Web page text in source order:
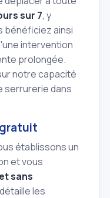
sur 7, y
bénéficiez ainsi
intervention
prolongée.
notre capacité
serrurerie dans
établissons un
et vous
sans
les